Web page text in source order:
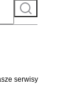
Szukaj
nowej karcie
się w nowej karcie
serwisy